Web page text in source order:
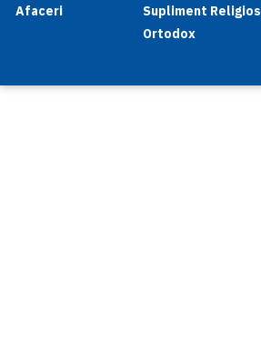
Afaceri
Supliment Religios
Ortodox